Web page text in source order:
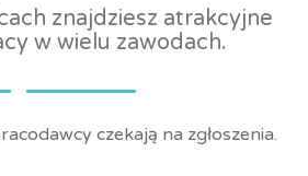
znajdziesz atrakcyjne
w wielu zawodach.
czekają na zgłoszenia.